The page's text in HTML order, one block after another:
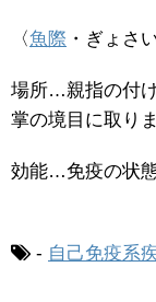
〈魚際 ・ぎょさい
場所…親指の付
掌の境目に取りま
効能…免疫の状態
- 自己免疫系